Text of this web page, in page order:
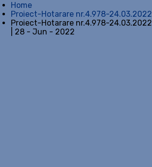
Home
Proiect-Hotarare nr.4.978-24.03.2022
Proiect-Hotarare nr.4.978-24.03.2022
| 28 - Jun - 2022